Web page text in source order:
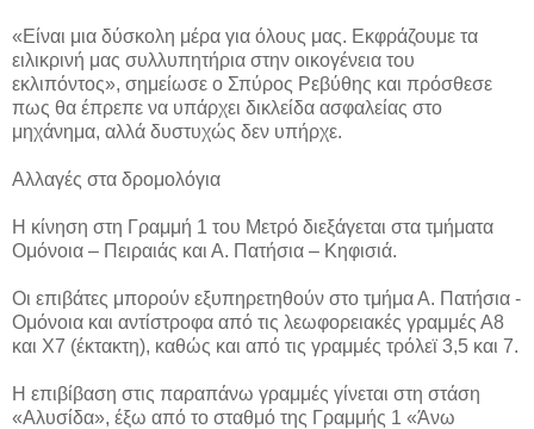
«Είναι μια δύσκολη μέρα για όλους μας. Εκφράζουμε τα
ειλικρινή μας συλλυπητήρια στην οικογένεια του
εκλιπόντος», σημείωσε ο Σπύρος Ρεβύθης και πρόσθεσε
πως θα έπρεπε να υπάρχει δικλείδα ασφαλείας στο
μηχάνημα, αλλά δυστυχώς δεν υπήρχε.
Αλλαγές στα δρομολόγια
Η κίνηση στη Γραμμή 1 του Μετρό διεξάγεται στα τμήματα
Ομόνοια – Πειραιάς και Α. Πατήσια – Κηφισιά.
Οι επιβάτες μπορούν εξυπηρετηθούν στο τμήμα Α. Πατήσια -
Ομόνοια και αντίστροφα από τις λεωφορειακές γραμμές Α8
και Χ7 (έκτακτη), καθώς και από τις γραμμές τρόλεϊ 3,5 και 7.
Η επιβίβαση στις παραπάνω γραμμές γίνεται στη στάση
«Αλυσίδα», έξω από το σταθμό της Γραμμής 1 «Άνω